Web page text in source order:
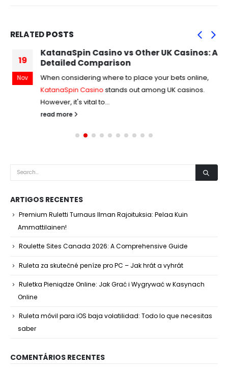
RELATEDPOSTS
19
Nov
KatanaSpin Casino vs Other UK Casinos: A
Detailed Comparison
When considering where to place your bets online,
KatanaSpin Casinostands out among UK casinos.
However, it's vital to...
read more
ARTIGOS RECENTES
COMENTÁRIOS RECENTES